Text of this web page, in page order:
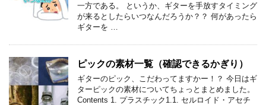
一方である。 というか、ギターを手放すタイミング
が来るとしたらいつなんだろうか？？ 何があったら
ギターを …
ピックの素材一覧（確認できるかぎり）
ギターのピック、こだわってますかー！？ 今日はギ
ターピックの素材についてちょっとまとめました。
Contents 1. プラスチック1.1. セルロイド・アセチ